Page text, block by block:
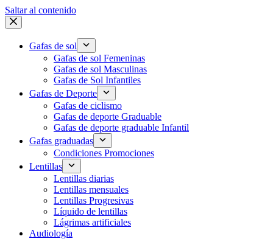
Saltar al contenido
Gafas de sol
Gafas de sol Femeninas
Gafas de sol Masculinas
Gafas de Sol Infantiles
Gafas de Deporte
Gafas de ciclismo
Gafas de deporte Graduable
Gafas de deporte graduable Infantil
Gafas graduadas
Condiciones Promociones
Lentillas
Lentillas diarias
Lentillas mensuales
Lentillas Progresivas
Líquido de lentillas
Lágrimas artificiales
Audiología